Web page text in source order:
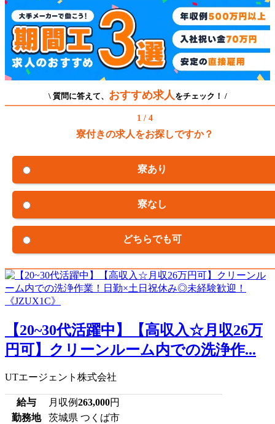
\ 質問に答えて、 おすすめ求人 をチェック！ /
1 / 4
寮付きの求人をお探しですか？
寮あり
寮なし
どちらでも可
【20~30代活躍中】【高収入☆月収26万
円可】クリーンルーム内での洗浄作...
UTエージェント株式会社
給与 月収例263,000円
勤務地
茨城県 つくば市